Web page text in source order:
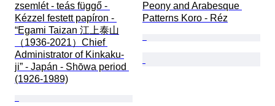
zsemlét - teás függő -
Kézzel festett papíron -
“Egami Taizan 江上泰山
（1936-2021）Chief
Administrator of Kinkaku-
ji” - Japán - Shōwa period
(1926-1989)
Peony and Arabesque
Patterns Koro - Réz